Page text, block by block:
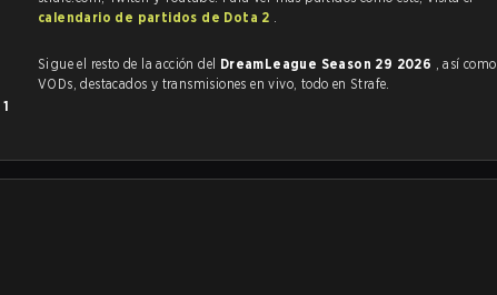
1
calendario de partidos de Dota 2 .
Sigue el resto de la acción del DreamLeague Season 29 2026 , así como
VODs, destacados y transmisiones en vivo, todo en Strafe.